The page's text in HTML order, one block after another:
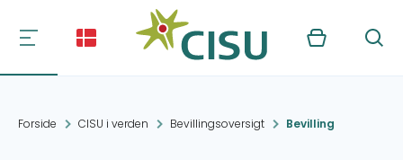
Kurv Søg
Forside CISU i verden Bevillingsoversigt Bevilling